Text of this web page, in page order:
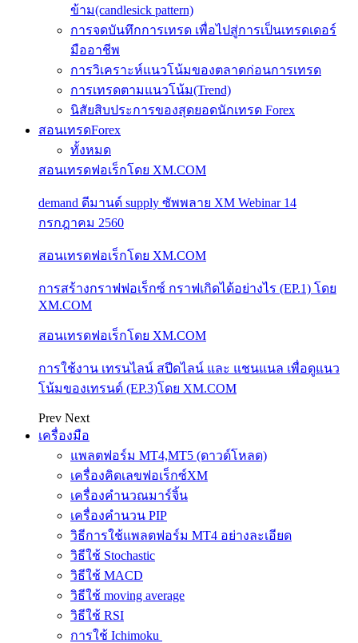
ข้าม(candlesick pattern)
การจดบันทึกการเทรด เพื่อไปสู่การเป็นเทรดเดอร์
มืออาชีพ
การวิเคราะห์แนวโน้มของตลาดก่อนการเทรด
การเทรดตามแนวโน้ม(Trend)
นิสัยสิบประการของสุดยอดนักเทรด Forex
สอนเทรดForex
ทั้งหมด
สอนเทรดฟอเร็กโดย XM.COM
demand ดีมานด์ supply ซัพพลาย XM Webinar 14
กรกฎาคม 2560
สอนเทรดฟอเร็กโดย XM.COM
การสร้างกราฟฟอเร็กซ์ กราฟเกิดได้อย่างไร (EP.1) โดย
XM.COM
สอนเทรดฟอเร็กโดย XM.COM
การใช้งาน เทรนไลน์ สปีดไลน์ และ แชนแนล เพื่อดูแนว
โน้มของเทรนด์ (EP.3)โดย XM.COM
Prev Next
เครื่องมือ
แพลตฟอร์ม MT4,MT5 (ดาวด์โหลด)
เครื่องคิดเลขฟอเร็กซ์XM
เครื่องคำนวณมาร์จิ้น
เครื่องคำนวน PIP
วิธีการใช้แพลตฟอร์ม MT4 อย่างละเอียด
วิธีใช้ Stochastic
วิธีใช้ MACD
วิธีใช้ moving average
วิธีใช้ RSI
การใช้ Ichimoku